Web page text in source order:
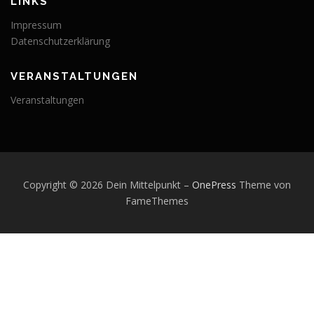
Impressum
Datenschutzerklärung
VERANSTALTUNGEN
Veranstaltungen
Copyright © 2026 Dein Mittelpunkt – OnePress Theme von
FameThemes